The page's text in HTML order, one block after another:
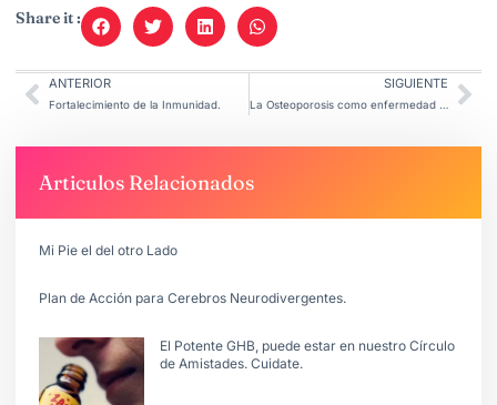
Share it :
ANTERIOR
Fortalecimiento de la Inmunidad.
SIGUIENTE
Articulos Relacionados
Mi Pie el del otro Lado
Plan de Acción para Cerebros Neurodivergentes.
El Potente GHB, puede estar en nuestro Círculo
de Amistades. Cuidate.